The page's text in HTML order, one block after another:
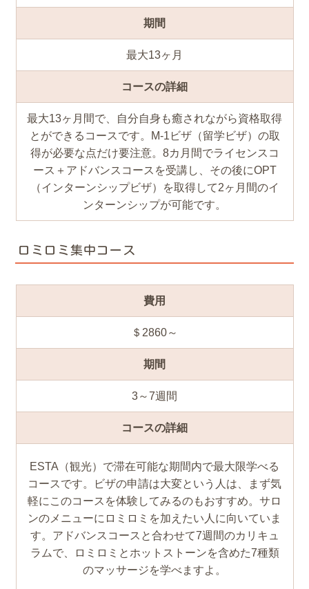
期間
最大13ヶ月
コースの詳細
最大13ヶ月間で、自分自身も癒されながら資格取得
とができるコースです。M-1ビザ（留学ビザ）の取
得が必要な点だけ要注意。8カ月間でライセンスコ
ース＋アドバンスコースを受講し、その後にOPT
（インターンシップビザ）を取得して2ヶ月間のイ
ンターンシップが可能です。
ロミロミ集中コース
費用
＄2860～
期間
3～7週間
コースの詳細
ESTA（観光）で滞在可能な期間内で最大限学べる
コースです。ビザの申請は大変という人は、まず気
軽にこのコースを体験してみるのもおすすめ。サロ
ンのメニューにロミロミを加えたい人に向いていま
す。アドバンスコースと合わせて7週間のカリキュ
ラムで、ロミロミとホットストーンを含めた7種類
のマッサージを学べますよ。